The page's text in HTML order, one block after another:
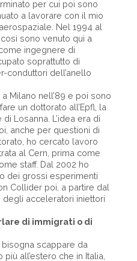
per cui poi sono
a lavorare con il mio
Nel 1994 al
sono venuto qui a
ingegnere di
soprattutto di
conduttori dell’anello
a Milano nell’89 e poi sono
un dottorato all’Epfl, la
Losanna. L’idea era di
anche per questioni di
ho cercato lavoro
al Cern, prima come
staff. Dal 2002 ho
dei grossi esperimenti
Collider poi, a partire dal
acceleratori iniettori
di immigrati o di
bisogna scappare da
all’estero che in Italia,